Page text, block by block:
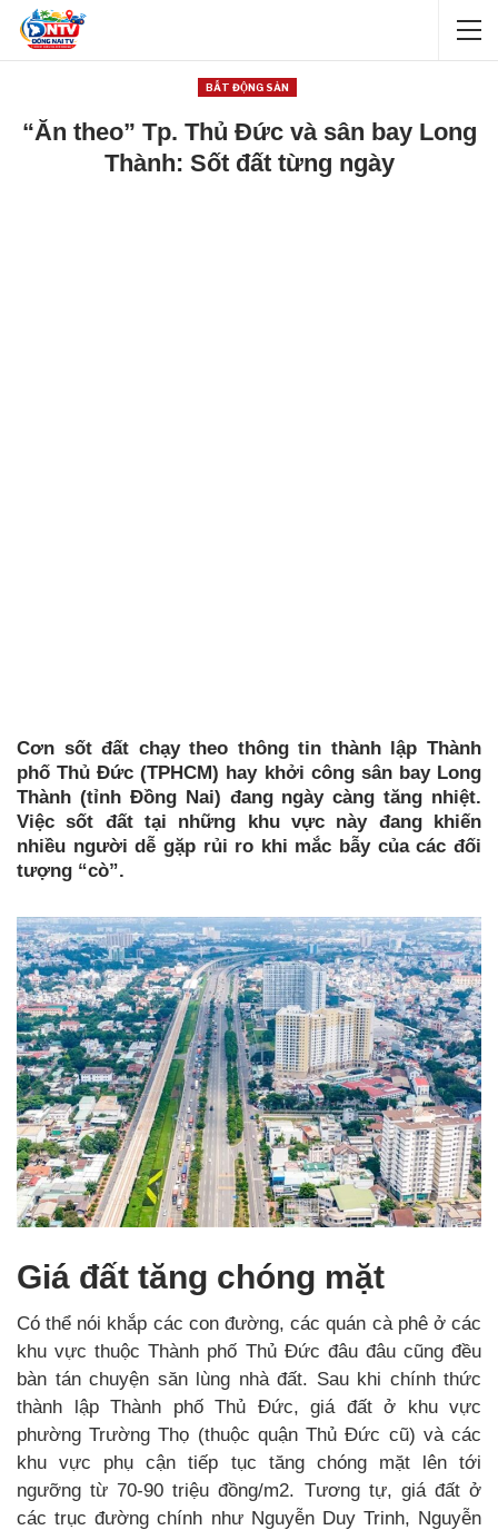
BẤT ĐỘNG SẢN
“Ăn theo” Tp. Thủ Đức và sân bay Long
Thành: Sốt đất từng ngày
Cơn sốt đất chạy theo thông tin thành lập Thành
phố Thủ Đức (TPHCM) hay khởi công sân bay Long
Thành (tỉnh Đồng Nai) đang ngày càng tăng nhiệt.
Việc sốt đất tại những khu vực này đang khiến
nhiều người dễ gặp rủi ro khi mắc bẫy của các đối
tượng “cò”.
Giá đất tăng chóng mặt
Có thể nói khắp các con đường, các quán cà phê ở các
khu vực thuộc Thành phố Thủ Đức đâu đâu cũng đều
bàn tán chuyện săn lùng nhà đất. Sau khi chính thức
thành lập Thành phố Thủ Đức, giá đất ở khu vực
phường Trường Thọ (thuộc quận Thủ Đức cũ) và các
khu vực phụ cận tiếp tục tăng chóng mặt lên tới
ngưỡng từ 70-90 triệu đồng/m2. Tương tự, giá đất ở
các trục đường chính như Nguyễn Duy Trinh, Nguyễn